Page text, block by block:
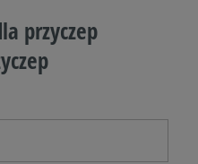
przyczep